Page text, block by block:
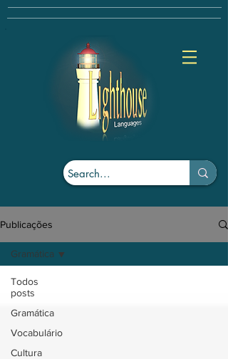
Publicações
Todos
posts
Gramática
Vocabulário
Cultura
Gramática